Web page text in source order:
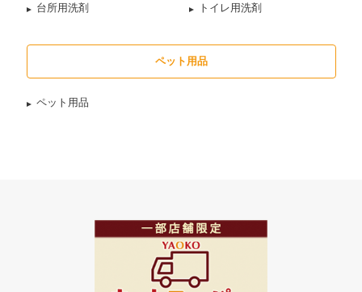
台所用洗剤
トイレ用洗剤
ペット用品
ペット用品